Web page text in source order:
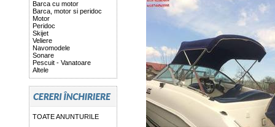
Barca cu motor
Barca, motor si peridoc
Motor
Peridoc
Skijet
Veliere
Navomodele
Sonare
Pescuit - Vanatoare
Altele
TOATE ANUNTURILE